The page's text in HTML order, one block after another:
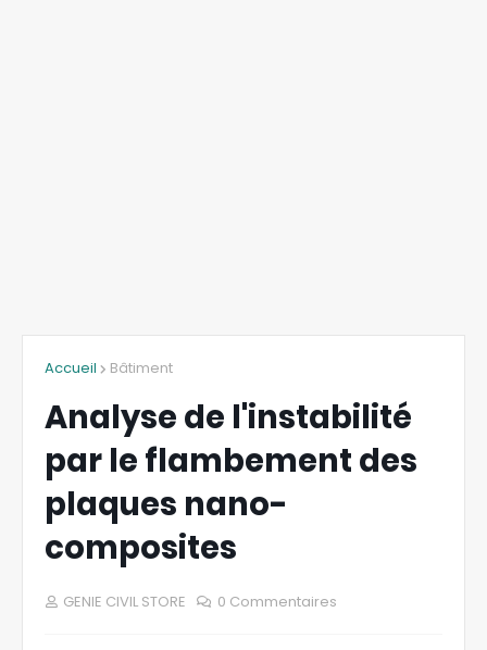
Accueil Bâtiment
Analyse de l'instabilité
par le flambement des
plaques nano-
composites
GENIE CIVIL STORE 0 Commentaires